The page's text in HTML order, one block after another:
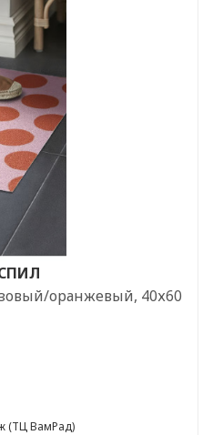
оранжевый, 40х60
(ТЦ ВамРад)